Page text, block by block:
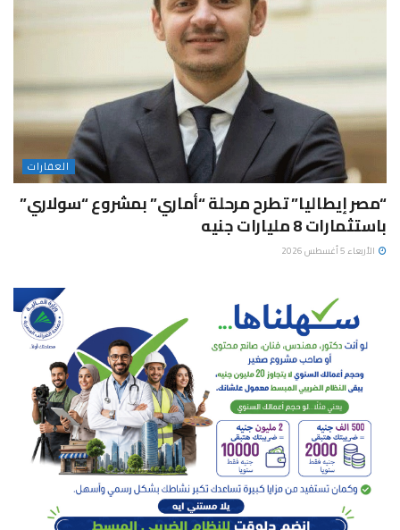
العقارات
“مصر إيطاليا” تطرح مرحلة “أماري” بمشروع “سولاري”
باستثمارات 8 مليارات جنيه
الأربعاء 5 أغسطس 2026